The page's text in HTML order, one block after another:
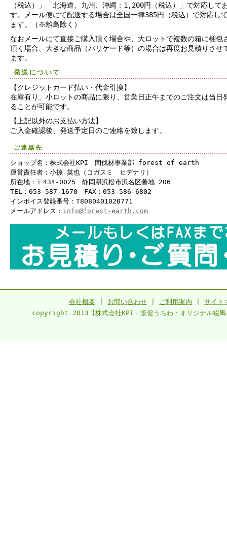
（税込）」「北海道、九州、沖縄：1,200円（税込）」で対応して
す。メール便にて配送する場合は全国一律385円（税込）で対応し
ます。（※離島除く）
なおメールにて直接ご購入頂く場合や、大ロットで複数の箱に梱包
頂く場合、大きな商品（バリケード等）の場合は再度お見積りさせ
ます。
発送について
【クレジットカード払い・代金引換】
在庫有り、小ロットの商品に限り、営業日正午までのご注文は当日
ることが可能です。
【上記以外のお支払い方法】
ご入金確認後、発送予定日のご連絡を致します。
ご連絡先
ショップ名：株式会社KPI 間伐材事業部 forest of earth
運営責任者：小掠 英也（コガスミ ヒデナリ）
所在地：〒434-0025 静岡県浜松市浜名区善地 206
TEL：053-587-1670 FAX：053-586-6802
インボイス登録番号：T8080401020771
メールアドレス： info@forest-earth.com
会社概要 お問い合わせ ご利用案内
サイト
copyright 2013【株式会社KPI：販促うちわ・オリジナル